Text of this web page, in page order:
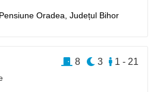
Pensiune Oradea,Județul Bihor
1 - 21
3
8